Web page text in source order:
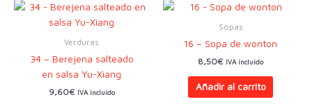
Verduras
34 – Berejena salteado
en salsa Yu-Xiang
9,60€ IVA incluido
Sopas
16 – Sopa de wonton
8,50€ IVA incluido
Añadir al carrito